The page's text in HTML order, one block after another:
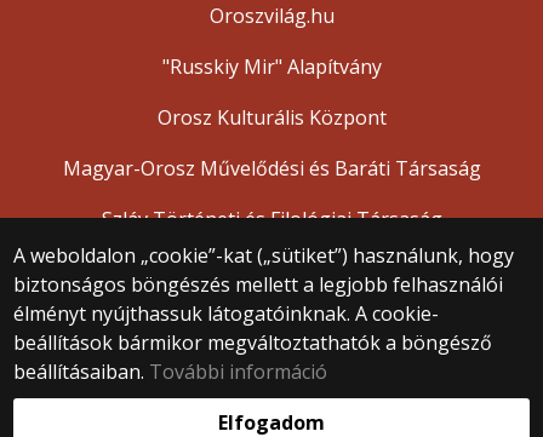
A weboldalon „cookie”-kat („sütiket”) használunk, hogy
biztonságos böngészés mellett a legjobb felhasználói
élményt nyújthassuk látogatóinknak. A cookie-
beállítások bármikor megváltoztathatók a böngésző
beállításaiban. További információ
Elfogadom
Oroszvilág.hu
"Russkiy Mir" Alapítvány
Orosz Kulturális Központ
Magyar-Orosz Művelődési és Baráti Társaság
Szláv Történeti és Filológiai Társaság
© 2025 Eötvös Loránd Tudományegyetem
Minden jog fenntartva.
1053 Budapest, Egyetem tér 1–3.
Központi telefonszám: +36 1 411 6500
Webfejlesztés: